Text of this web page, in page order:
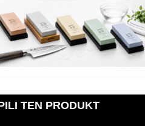
TEN PRODUKT